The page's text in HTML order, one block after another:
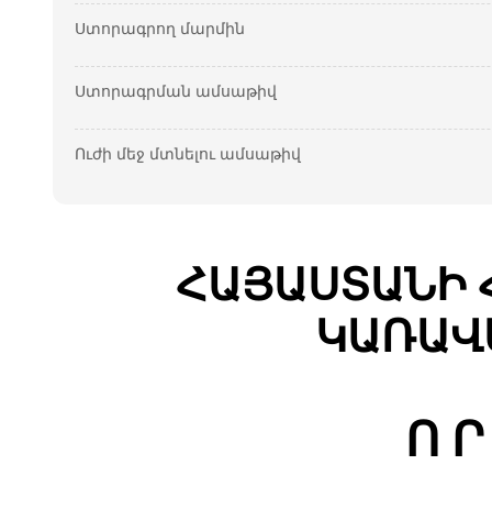
Ստորագրող մարմին
Ստորագրման ամսաթիվ
Ուժի մեջ մտնելու ամսաթիվ
ՀԱՅԱՍՏԱՆԻ
Ո